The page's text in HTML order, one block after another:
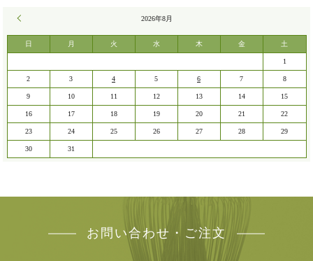
2026年8月
日 月 火 水 木 金 土
1
2 3 4 5 6 7 8
9 10 11 12 13 14 15
16 17 18 19 20 21 22
23 24 25 26 27 28 29
30 31
お問い合わせ・ご注文